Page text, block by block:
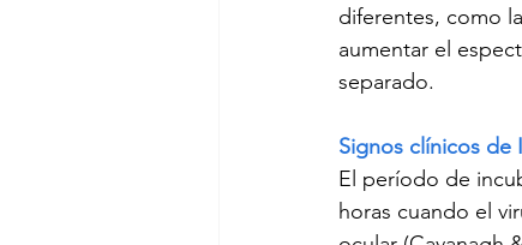
diferentes, como
aumentar el
separado.
Signos clínicos de
El período de
horas cuando el